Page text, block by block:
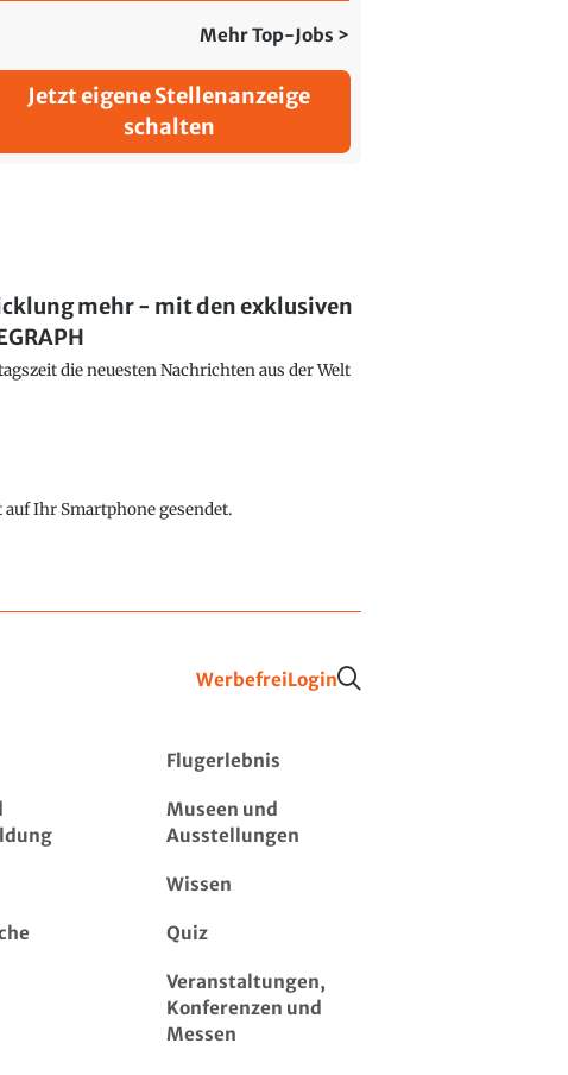
Mehr Top-Jobs >
Jetzt eigene Stellenanzeige
schalten
mehr - mit den exklusiven
die neuesten Nachrichten aus der Welt
Ihr Smartphone gesendet.
WerbefreiLogin
Flugerlebnis
Museen und
Ausstellungen
Wissen
Quiz
Veranstaltungen,
Konferenzen und
Messen